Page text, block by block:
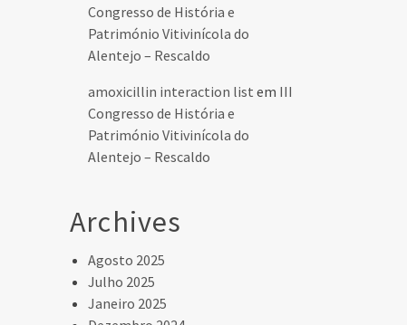
Congresso de História e
Património Vitivinícola do
Alentejo – Rescaldo
amoxicillin interaction list em III
Congresso de História e
Património Vitivinícola do
Alentejo – Rescaldo
Archives
Agosto 2025
Julho 2025
Janeiro 2025